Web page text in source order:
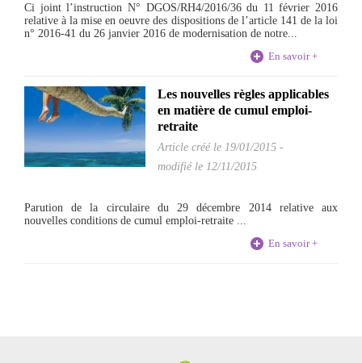
Ci joint l’instruction N° DGOS/RH4/2016/36 du 11 février 2016
relative à la mise en oeuvre des dispositions de l’article 141 de la loi
n° 2016-41 du 26 janvier 2016 de modernisation de notre...
En savoir +
Les nouvelles règles applicables
en matière de cumul emploi-
retraite
Article créé le 19/01/2015 -
modifié le 12/11/2015
Parution de la circulaire du 29 décembre 2014 relative aux
nouvelles conditions de cumul emploi-retraite ...
En savoir +